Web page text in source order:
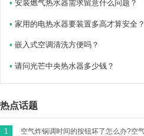
▪ 安装燃气热水器需求留意什么问题？
▪ 家用的电热水器要装置多高才算安全？
▪ 嵌入式空调清洗方便吗？
▪ 请问光芒中央热水器多少钱？
热点话题
1